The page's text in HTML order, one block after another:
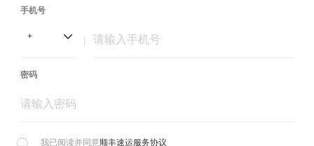
手机号
+ |
密码
我已阅读并同意顺丰速运服务协议